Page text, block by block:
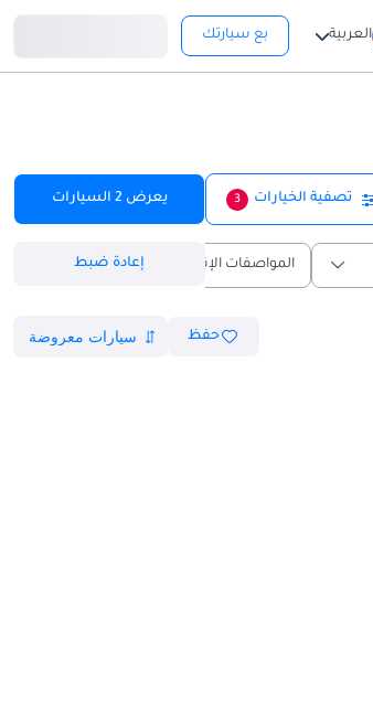
العربية بع سيارتك
تصفية الخيارات 3 يعرض 2 السيارات
المواصفات الإقليمية إعادة ضبط
حفظ